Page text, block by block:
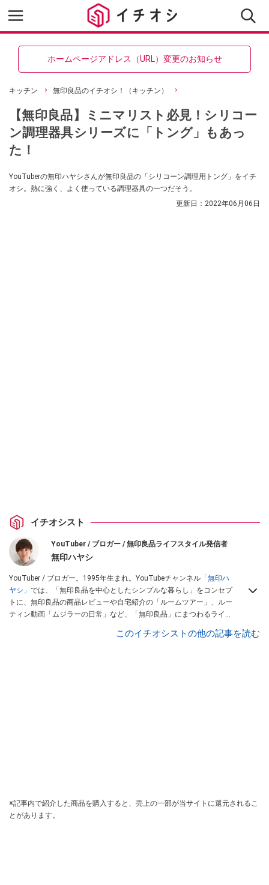
ホームページアドレス（URL）変更のお知らせ
キッチン 無印良品のイチオシ！（キッチン）
【無印良品】ミニマリスト必見！シリコー
ン調理器具シリーズに「トング」もあっ
た！
YouTuberの無印ハヤシさんが無印良品の「シリコーン調理用トング」をイチ
オシ。熱に強く、よく使っている調理器具の一つだそう。
更新日： 2022年06月06日
イチオシスト
YouTuber / ブロガー / 無印良品ライフスタイル発信者
無印ハヤシ
YouTuber / ブロガー。1995年生まれ。YouTubeチャンネル 「無印ハ
ヤシ」 では、「無印良品を中心としたシンプルな暮らし」をコンセプ
トに、無印良品の商品レビューや自宅紹介の「ルームツアー」、ルー
ティン動画「ムジラーの日常」など、「無印良品」にまつわるライフ
このイチオシストの他の記事を読む
※記事内で紹介した商品を購入すると、売上の一部が当サイトに還元されるこ
とがあります。